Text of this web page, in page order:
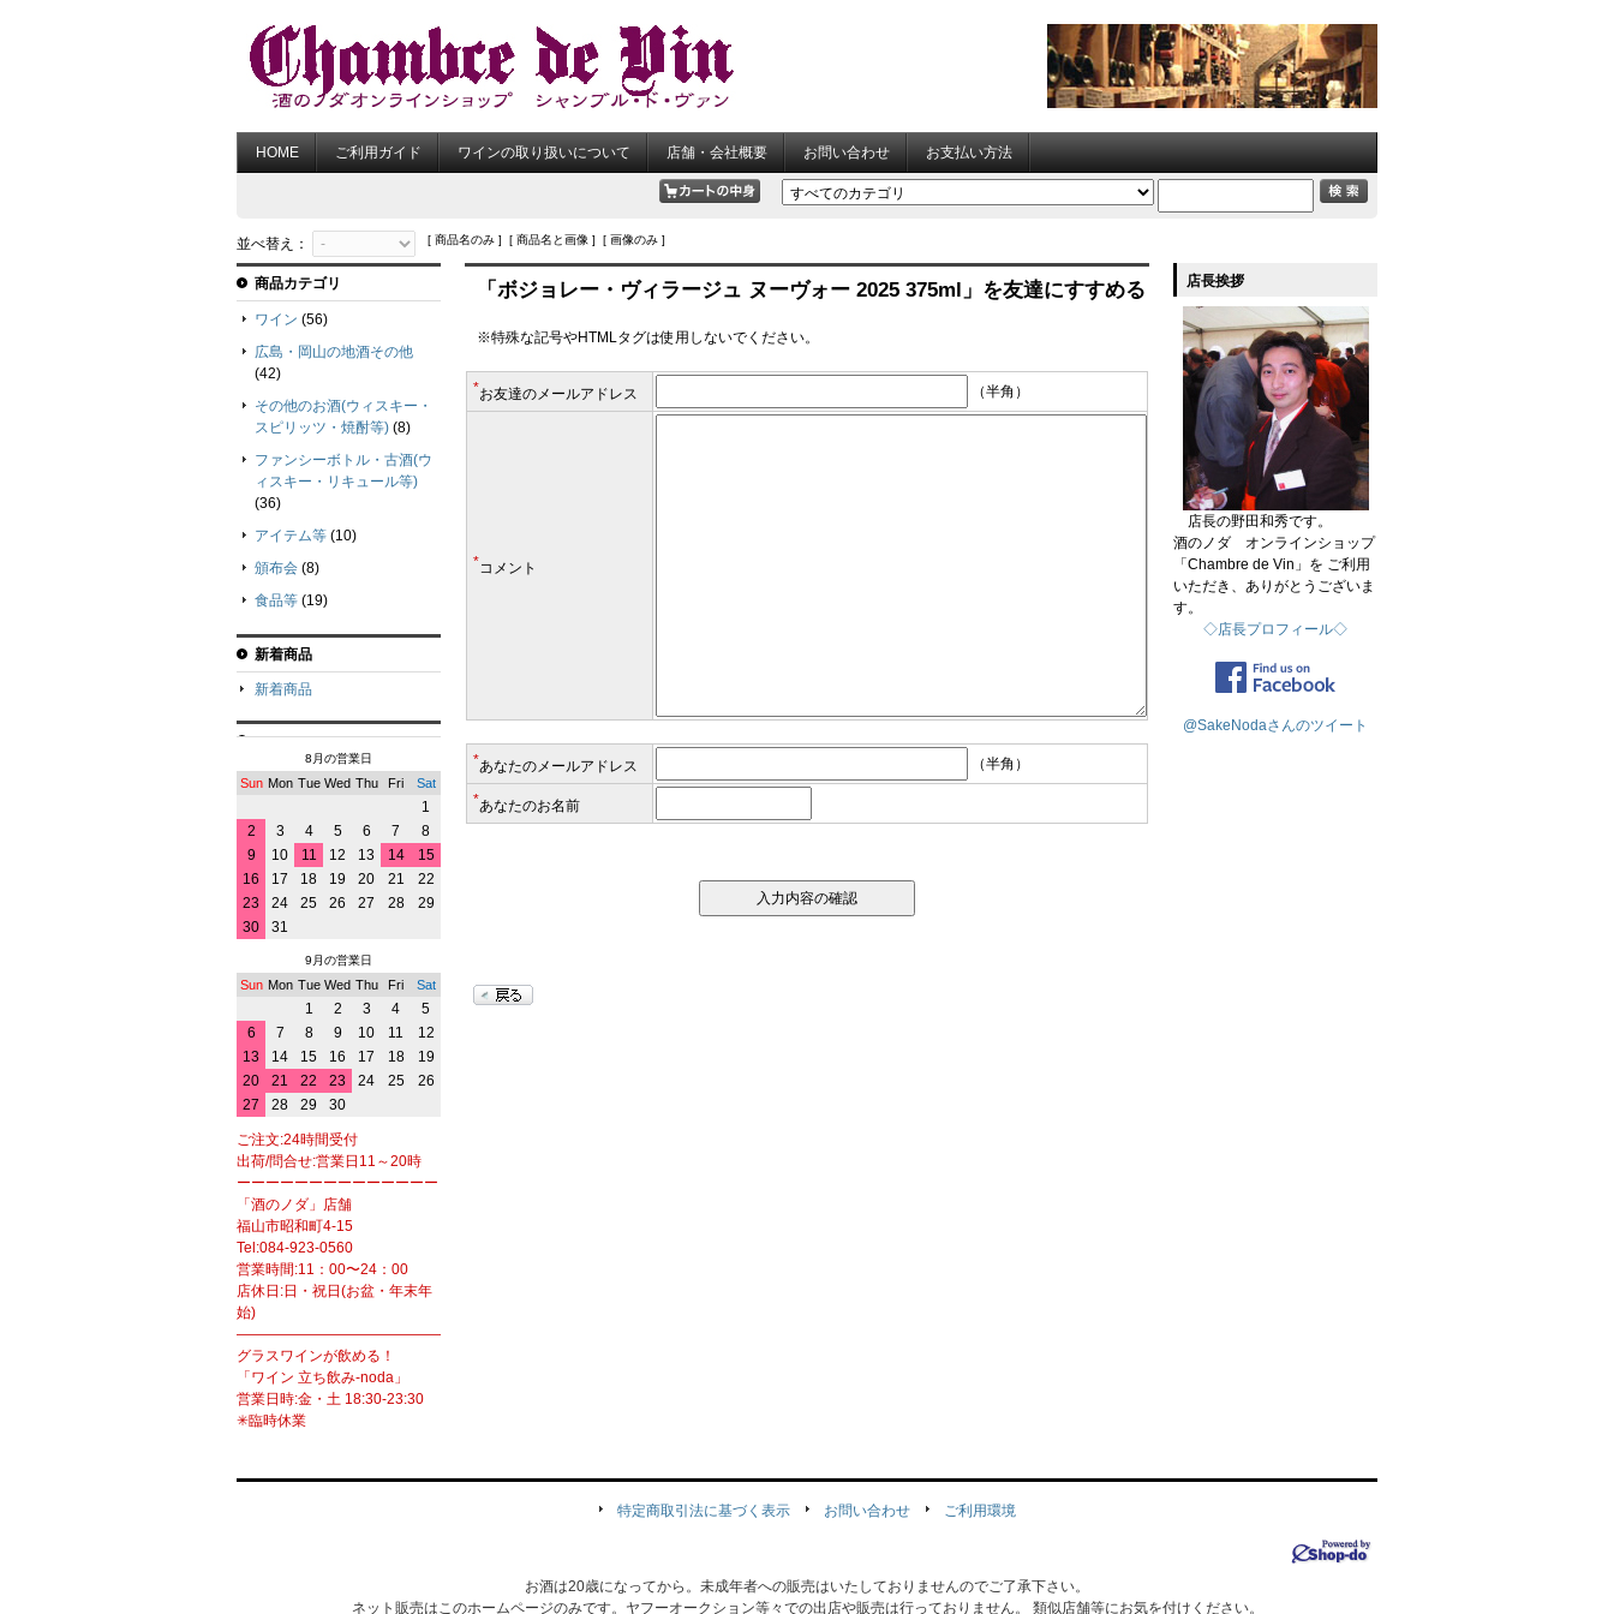
HOME ご利用ガイド ワインの取り扱いについて 店舗・会社概要 お問い合わせ お支払い方法
並べ替え： [ 商品名のみ ] [ 商品名と画像 ] [ 画像のみ ]
「ボジョレー・ヴィラージュ ヌーヴォー 2025 375ml」を友達にすすめる
※特殊な記号やHTMLタグは使用しないでください。
*お友達のメールアドレス （半角）
*コメント
*あなたのメールアドレス （半角）
*あなたのお名前
商品カテゴリ
ワイン (56)
広島・岡山の地酒その他
(42)
その他のお酒(ウィスキー・
スピリッツ・焼酎等) (8)
ファンシーボトル・古酒(ウ
ィスキー・リキュール等)
(36)
アイテム等 (10)
頒布会 (8)
食品等 (19)
新着商品
新着商品
8月の営業日
Sun Mon Tue Wed Thu Fri Sat
1
2
3 4 5 6 7
8
9
10 11 12 13 14
15
16
17 18 19 20 21
22
23
24 25 26 27 28
29
30
31
9月の営業日
Sun Mon Tue Wed Thu Fri Sat
1 2 3 4
5
6
7 8 9 10 11
12
13
14 15 16 17 18
19
20
21 22 23 24 25
26
27
28 29 30
ご注文:24時間受付
出荷/問合せ:営業日11～20時
ーーーーーーーーーーーーーー
「酒のノダ」店舗
福山市昭和町4-15
Tel:084-923-0560
営業時間:11：00〜24：00
店休日:日・祝日(お盆・年末年
始)
――――――――――――――――――
グラスワインが飲める！
「ワイン 立ち飲み-noda」
営業日時:金・土 18:30-23:30
✳臨時休業
店長挨拶
店長の野田和秀です。
酒のノダ オンラインショップ
「Chambre de Vin」を ご利用
いただき、ありがとうございま
す。
◇店長プロフィール◇
@SakeNodaさんのツイート
特定商取引法に基づく表示 お問い合わせ ご利用環境
お酒は20歳になってから。未成年者への販売はいたしておりませんのでご了承下さい。
ネット販売はこのホームページのみです。ヤフーオークション等々での出店や販売は行っておりません。 類似店舗等にお気を付けください。